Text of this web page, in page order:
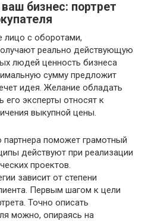
бизнес: портрет
лицо с оборотами,
реально действующую
людей ценность бизнеса
сумму предложит
идея. Желание обладать
его эксперты относят к
выкупной цены.
партнера поможет грамотный
действуют при реализации
проектов.
зависит от степени
Первым шагом к цели
Точно описать
можно, опираясь на